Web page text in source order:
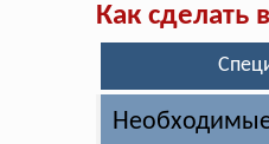
Как сделать